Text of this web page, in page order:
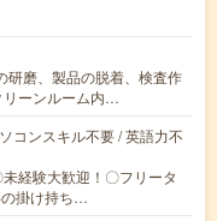
研磨、製品の脱着、検査作
リーンルーム内…
コンスキル不要 / 英語力不
経験大歓迎！〇フリータ
掛け持ち…